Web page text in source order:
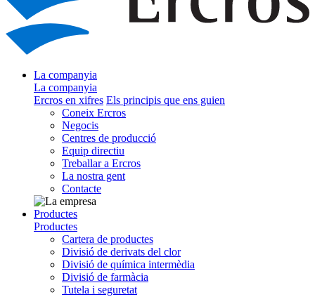
La companyia
La companyia
Ercros en xifres Els principis que ens guien
Coneix Ercros
Negocis
Centres de producció
Equip directiu
Treballar a Ercros
La nostra gent
Contacte
Productes
Productes
Cartera de productes
Divisió de derivats del clor
Divisió de química intermèdia
Divisió de farmàcia
Tutela i seguretat